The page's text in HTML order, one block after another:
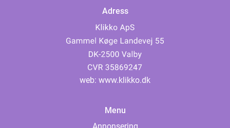
Adress
web: www.klikko.dk
Menu